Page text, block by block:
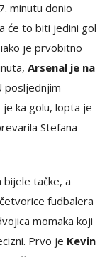
minutu donio
će to biti jedini gol
je prvobitno
Arsenal je na
posljednjim
ka golu, lopta je
Stefana
bijele tačke, a
fudbalera
momaka koji
Prvo je Kevin